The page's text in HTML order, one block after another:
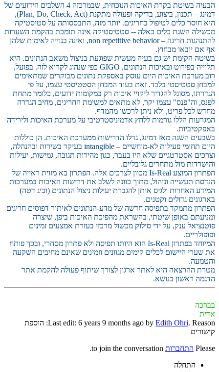
הבעיה בשיטת בקרת האיכות הנוכחית, שבמרכזה 4 השלבים הידועים של
דמינג – תכנון, ביצוע, בדיקה ופעולה מתקנת (Plan, Do, Check, Act),
היא חוסר כלים לטיפול בחריגים. יותר מזה, התבססותה על סטיסטיקה
מכשילה השגת כלים כאלה -- סטטיסטיקה אינה תומכת בהקמת השערות
להתנהגות חריגה – non repetitive behavior, ואינה בנוייה לאימות שלהן
אף אם יובאו מבחוץ.
בשיטה הקימת יש גם בעיה מעשית שפוגעת בניצול משאב הנתונים. היא
תלוייה בפירוט ובאיכות הנתונים, GIGO כפי שנהוג לקרוא לזה. בפועל,
רוב מערכת האיכות היום עוסק באספקת נתונים מבוקרים שמתאימים
למבחן סטטיסטי בלבד. זאת בעוד המבחן הסטטיסטי עצמו, על פי
הגדרתו, מסוגל להגדיר ליקויי איכות רק במקומות ידועים, כלומר מתחת
לפנס, וה"פנס" עצמו יקר, לא מתאים למשימת החריגים, מחיב הגדרה
מחדש לכל פריט, ולא ניתן לרכשו מהמדף.
המגרעות הללו גורמות ללחץ אדמיניסטרטיבי על מערכת האיכות ולירידה
באפקטיביות.
בשבעים השנה מאז דמינג, גדלו הדרישות ממערכת האיכות. הן כוללות
היום תחומי פעילות לא-מוחשיים – intangible בעיקר בשירות ובהנהלה,
וצרכים אסטרטגיים שלא היו בעבר, כגון מהירות תגובה, גמישות, יעילות
והישרדות מול מתחרים גלובליים.
הפתרון המוצע Is-Real מכוון לצרכים אלה. הפתרון בא מזוית ראייה של
הנדסת תעשייה וניהול, מתוך כוונה לשלב את דרישות האיכות במערכות
המידע האחרות ולגיס אותן להגברת יעילות ניצול הנתונים (וביג דטה)
בארגונים גדולים וקטנים.
הפתרון מתמקד בתפיסה חדשה של מדע-הנתונים לאיתור דפוסים חריגים
ומניעתם באופן שיטתי, בהשראת מהפיכת האיכות ביפן, שיצרה
פוטנציאל ענק, על ידי סילוק מכשול מרכזי בעזרת אמצעים זמינים
ופופולריים.
המיוחד בפתרון Is-Real הוא היותו תפיסה ולא פתרון מסחרי, ובכך פותח
את שערי היישום לכלים קימים מגוונים וזמינים שאינם מחיבים השקעה
והטמעה.
מטרת ההרצאה היא לאתר ארגון לצורך שיתוף פעולה להקמת אתר
הדגמה ראשון בנושא.
בברכה
אדית
Last edit: 6 years 9 months ago by Edith Ohri
. Reason: הוספת
קישורים
Please התחברות
התחלה